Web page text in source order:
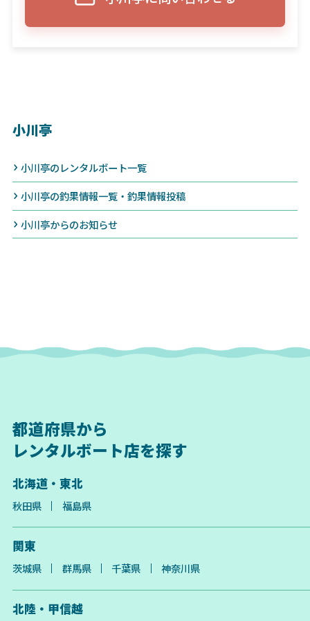
小川亭
小川亭のレンタルボート一覧
小川亭の釣果情報一覧・釣果情報投稿
小川亭からのお知らせ
都道府県から
レンタルボート店を探す
北海道・東北
秋田県 福島県
関東
茨城県 群馬県 千葉県 神奈川県
北陸・甲信越